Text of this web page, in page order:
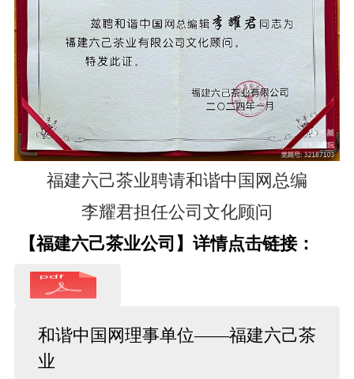
福建六己茶业聘请和谐中国网总编
李耀君担任公司文化顾问
【福建六己茶业公司】详情点击链接：
和谐中国网理事单位——福建六己茶
业